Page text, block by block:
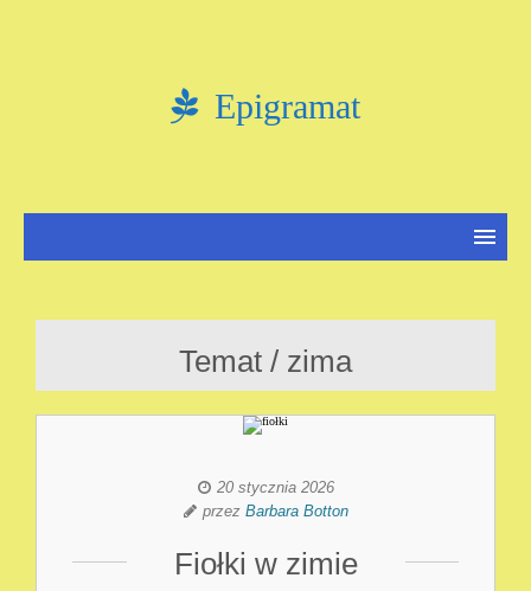
Epigramat
Temat / zima
20 stycznia 2026
przez Barbara Botton
Fiołki w zimie